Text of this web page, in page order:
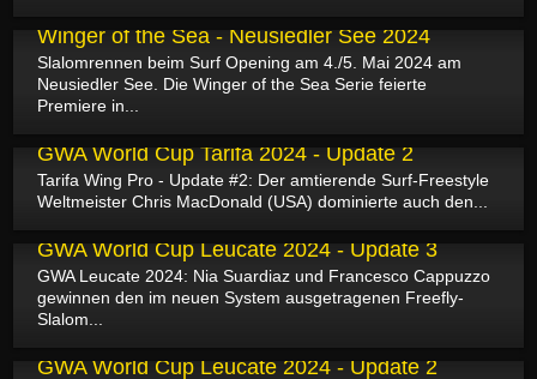
Winger of the Sea - Neusiedler See 2024
Slalomrennen beim Surf Opening am 4./5. Mai 2024 am
Neusiedler See. Die Winger of the Sea Serie feierte
Premiere in...
GWA World Cup Tarifa 2024 - Update 2
Tarifa Wing Pro - Update #2: Der amtierende Surf-Freestyle
Weltmeister Chris MacDonald (USA) dominierte auch den...
GWA World Cup Leucate 2024 - Update 3
GWA Leucate 2024: Nia Suardiaz und Francesco Cappuzzo
gewinnen den im neuen System ausgetragenen Freefly-
Slalom...
GWA World Cup Leucate 2024 - Update 2